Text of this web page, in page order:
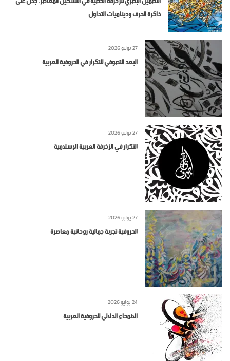
ذاكرة الحرف وديناميات التداول
27 يوليو 2026
البعد التصوفي للتكرار في الحروفية العربية
27 يوليو 2026
التكرار في الزخرفة العربية الإسلامية
27 يوليو 2026
الحروفية تجربة جمالية روحانية معاصرة
24 يوليو 2026
الانمحاء الدلالي للحروفية العربية